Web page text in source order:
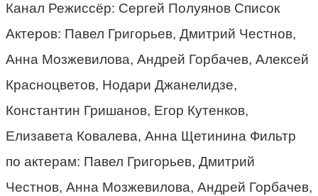
Канал Режиссёр: Сергей Полуянов Список
Актеров: Павел Григорьев, Дмитрий Честнов,
Анна Мозжевилова, Андрей Горбачев, Алексей
Красноцветов, Нодари Джанелидзе,
Константин Гришанов, Егор Кутенков,
Елизавета Ковалева, Анна Щетинина Фильтр
по актерам: Павел Григорьев, Дмитрий
Честнов, Анна Мозжевилова, Андрей Горбачев,